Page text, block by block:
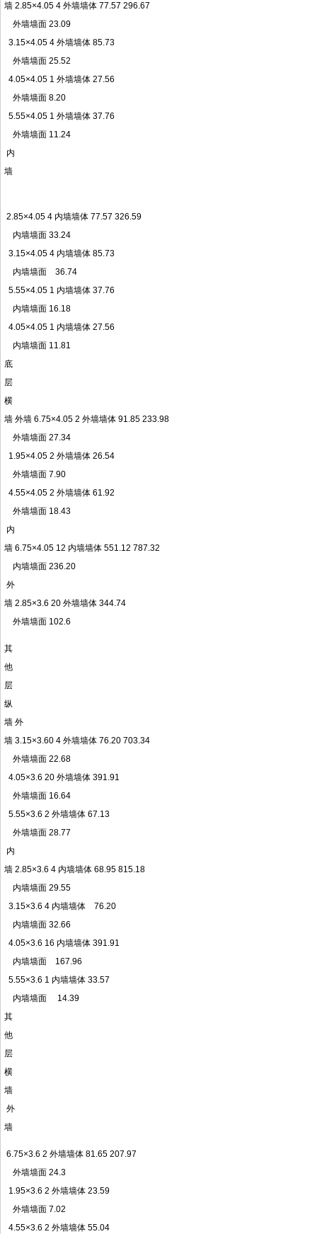
墙 2.85×4.05 4 外墙墙体 77.57 296.67
外墙墙面 23.09
3.15×4.05 4 外墙墙体 85.73
外墙墙面 25.52
4.05×4.05 1 外墙墙体 27.56
外墙墙面 8.20
5.55×4.05 1 外墙墙体 37.76
外墙墙面 11.24
内
墙
2.85×4.05 4 内墙墙体 77.57 326.59
内墙墙面 33.24
3.15×4.05 4 内墙墙体 85.73
内墙墙面 36.74
5.55×4.05 1 内墙墙体 37.76
内墙墙面 16.18
4.05×4.05 1 内墙墙体 27.56
内墙墙面 11.81
底
层
横
墙 外墙 6.75×4.05 2 外墙墙体 91.85 233.98
外墙墙面 27.34
1.95×4.05 2 外墙墙体 26.54
外墙墙面 7.90
4.55×4.05 2 外墙墙体 61.92
外墙墙面 18.43
内
墙 6.75×4.05 12 内墙墙体 551.12 787.32
内墙墙面 236.20
外
墙 2.85×3.6 20 外墙墙体 344.74
外墙墙面 102.6
其
他
层
纵
墙 外
墙 3.15×3.60 4 外墙墙体 76.20 703.34
外墙墙面 22.68
4.05×3.6 20 外墙墙体 391.91
外墙墙面 16.64
5.55×3.6 2 外墙墙体 67.13
外墙墙面 28.77
内
墙 2.85×3.6 4 内墙墙体 68.95 815.18
内墙墙面 29.55
3.15×3.6 4 内墙墙体 76.20
内墙墙面 32.66
4.05×3.6 16 内墙墙体 391.91
内墙墙面 167.96
5.55×3.6 1 内墙墙体 33.57
内墙墙面 14.39
其
他
层
横
墙
外
墙
6.75×3.6 2 外墙墙体 81.65 207.97
外墙墙面 24.3
1.95×3.6 2 外墙墙体 23.59
外墙墙面 7.02
4.55×3.6 2 外墙墙体 55.04